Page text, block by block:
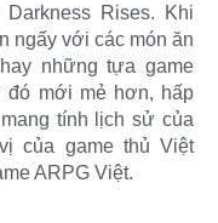
Rises. Khi
ngấy với các món ăn
những tựa game
đó mới mẻ hơn, hấp
tính lịch sử của
của game thủ Việt
ARPG Việt.